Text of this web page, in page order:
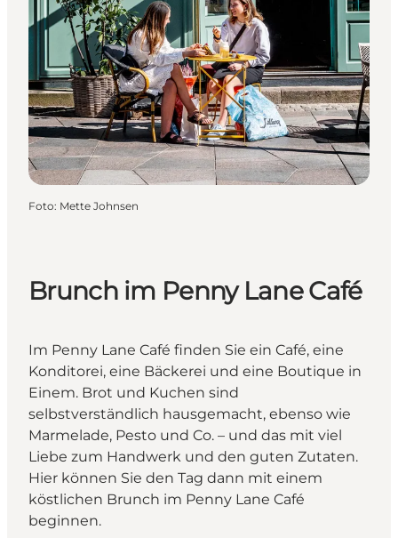
Foto: Mette Johnsen
Brunch im Penny Lane Café
Im Penny Lane Café finden Sie ein Café, eine
Konditorei, eine Bäckerei und eine Boutique in
Einem. Brot und Kuchen sind
selbstverständlich hausgemacht, ebenso wie
Marmelade, Pesto und Co. – und das mit viel
Liebe zum Handwerk und den guten Zutaten.
Hier können Sie den Tag dann mit einem
köstlichen Brunch im Penny Lane Café
beginnen.